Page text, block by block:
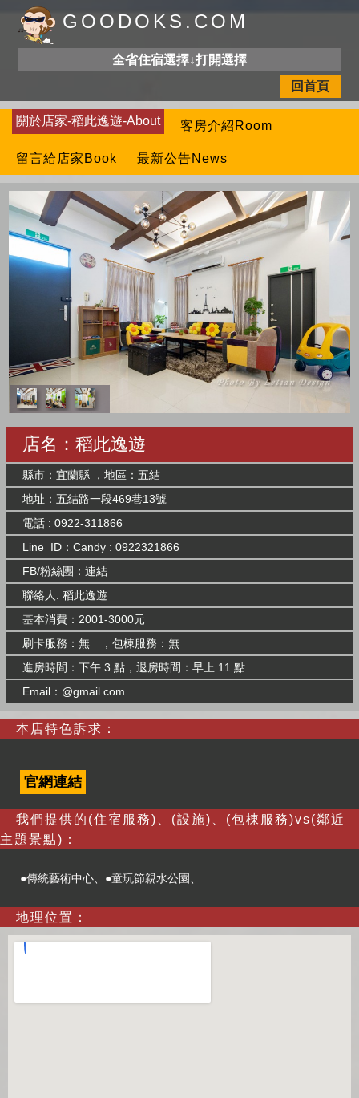
GOODOKS.COM
全省住宿選擇↓打開選擇
回首頁
關於店家-稻此逸遊-About 客房介紹Room
留言給店家Book 最新公告News
店名：稻此逸遊
縣市：宜蘭縣 ，地區：五結
地址：五結路一段469巷13號
電話 : 0922-311866
Line_ID：Candy : 0922321866
FB/粉絲團： 連結
聯絡人: 稻此逸遊
基本消費：2001-3000元
刷卡服務：無 ，包棟服務：無
進房時間：下午 3 點，退房時間：早上 11 點
Email：@gmail.com
本店特色訴求：
官網連結
我們提供的(住宿服務)、(設施)、(包棟服務)vs(鄰近
主題景點)：
●傳統藝術中心、●童玩節親水公園、
地理位置：